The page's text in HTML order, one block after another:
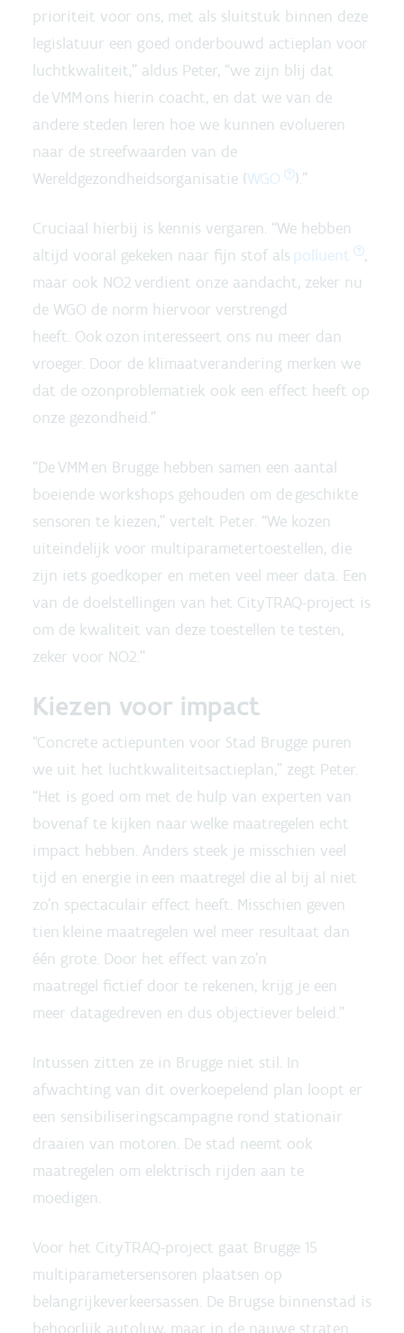
prioriteit voor ons, met als sluitstuk binnen deze
legislatuur een goed onderbouwd actieplan voor
luchtkwaliteit,” aldus Peter, “we zijn blij dat
de VMM ons hierin coacht, en dat we van de
andere steden leren hoe we kunnen evolueren
naar de streefwaarden van de
Wereldgezondheidsorganisatie (WGO ).”
Cruciaal hierbij is kennis vergaren. “We hebben
altijd vooral gekeken naar fijn stof als polluent
,
maar ook NO2 verdient onze aandacht, zeker nu
de WGO de norm hiervoor verstrengd
heeft. Ook ozon interesseert ons nu meer dan
vroeger. Door de klimaatverandering merken we
dat de ozonproblematiek ook een effect heeft op
onze gezondheid.”
“De VMM en Brugge hebben samen een aantal
boeiende workshops gehouden om de geschikte
sensoren te kiezen,” vertelt Peter. “We kozen
uiteindelijk voor multiparametertoestellen, die
zijn iets goedkoper en meten veel meer data. Een
van de doelstellingen van het CityTRAQ-project is
om de kwaliteit van deze toestellen te testen,
zeker voor NO2.”
Kiezen voor impact
“Concrete actiepunten voor Stad Brugge puren
we uit het luchtkwaliteitsactieplan,” zegt Peter.
“Het is goed om met de hulp van experten van
bovenaf te kijken naar welke maatregelen echt
impact hebben. Anders steek je misschien veel
tijd en energie in een maatregel die al bij al niet
zo’n spectaculair effect heeft. Misschien geven
tien kleine maatregelen wel meer resultaat dan
één grote. Door het effect van zo’n
maatregel fictief door te rekenen, krijg je een
meer datagedreven en dus objectiever beleid.”
Intussen zitten ze in Brugge niet stil. In
afwachting van dit overkoepelend plan loopt er
een sensibiliseringscampagne rond stationair
draaien van motoren. De stad neemt ook
maatregelen om elektrisch rijden aan te
moedigen.
Voor het CityTRAQ-project gaat Brugge 15
multiparametersensoren plaatsen op
belangrijkeverkeersassen. De Brugse binnenstad is
behoorlijk autoluw, maar in de nauwe straten